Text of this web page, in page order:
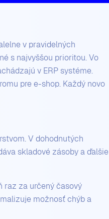
v pravidelných
s najvyššou prioritou. Vo
v ERP systéme.
pre e-shop. Každý novo
V dohodnutých
skladové zásoby a ďalšie
raz za určený časový
možnosť chýb a